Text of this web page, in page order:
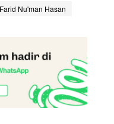
Nu'man Hasan